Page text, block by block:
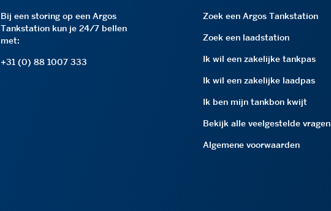
Bij een storing op een Argos
Tankstation kun je 24/7 bellen
met:
+31 (0) 88 1007 333
Zoek een Argos Tankstation
Zoek een laadstation
Ik wil een zakelijke tankpas
Ik wil een zakelijke laadpas
Ik ben mijn tankbon kwijt
Bekijk alle veelgestelde vragen
Algemene voorwaarden